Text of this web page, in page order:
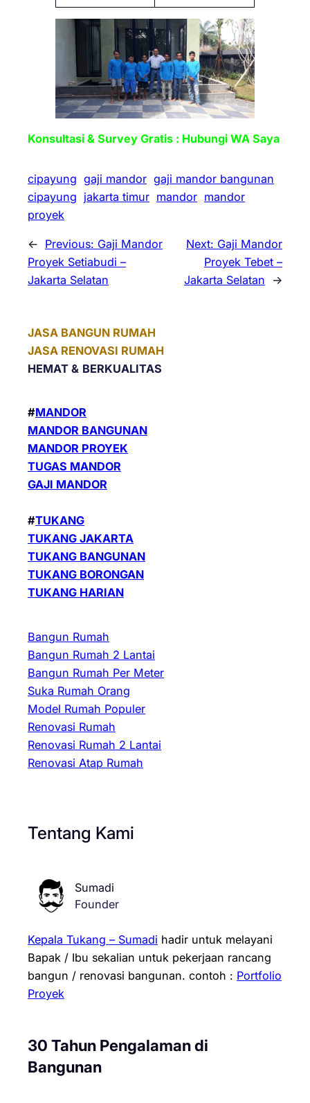
Konsultasi & Survey Gratis : Hubungi WA Saya
cipayung gaji mandor gaji mandor bangunan
cipayung jakarta timur mandor mandor
proyek
← Previous: Gaji Mandor
Proyek Setiabudi –
Jakarta Selatan
Next: Gaji Mandor
Proyek Tebet –
Jakarta Selatan
→
JASA BANGUN RUMAH
JASA RENOVASI RUMAH
HEMAT & BERKUALITAS
#MANDOR
MANDOR BANGUNAN
MANDOR PROYEK
TUGAS MANDOR
GAJI MANDOR
#TUKANG
TUKANG JAKARTA
TUKANG BANGUNAN
TUKANG BORONGAN
TUKANG HARIAN
Bangun Rumah
Bangun Rumah 2 Lantai
Bangun Rumah Per Meter
Suka Rumah Orang
Model Rumah Populer
Renovasi Rumah
Renovasi Rumah 2 Lantai
Renovasi Atap Rumah
Tentang Kami
Sumadi
Founder
Kepala Tukang – Sumadi hadir untuk melayani
Bapak / Ibu sekalian untuk pekerjaan rancang
bangun / renovasi bangunan. contoh : Portfolio
Proyek
30 Tahun Pengalaman di
Bangunan